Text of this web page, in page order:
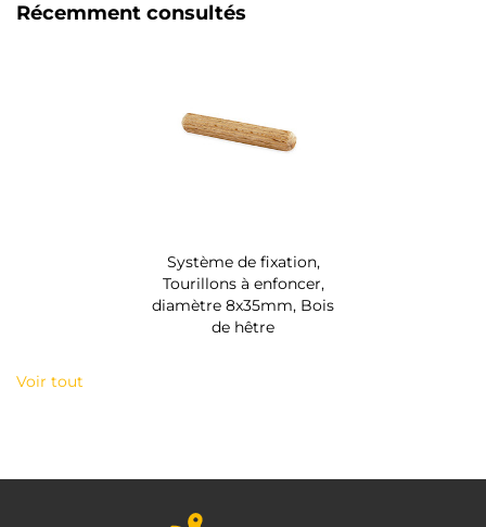
Récemment consultés
Système de fixation,
Tourillons à enfoncer,
diamètre 8x35mm, Bois
de hêtre
Voir tout